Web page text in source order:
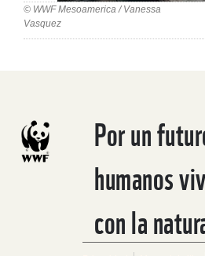
© WWF Mesoamerica / Vanessa
Vasquez
Por un
humanos
con la